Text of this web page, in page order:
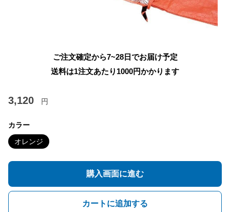
ご注文確定から7~28日でお届け予定
送料は1注文あたり 1000円かかります
3,120 円
カラー
オレンジ
購入画面に進む
カートに追加する